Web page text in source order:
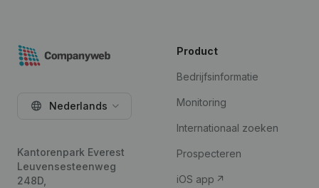
Nederlands
Kantorenpark Everest
Leuvensesteenweg
248D,
Product
Bedrijfsinformatie
Monitoring
Internationaal zoeken
Prospecteren
iOS app